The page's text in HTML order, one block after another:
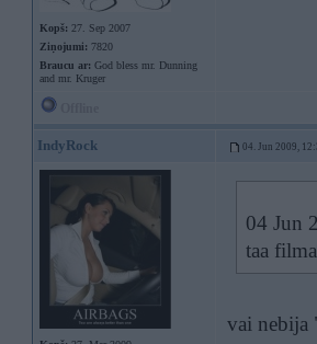
Kopš: 27. Sep 2007
Ziņojumi: 7820
Braucu ar: God bless mr. Dunning
and mr. Kruger
IndyRock 04. Jun 2009,
04 Jun
taa
vai nebija